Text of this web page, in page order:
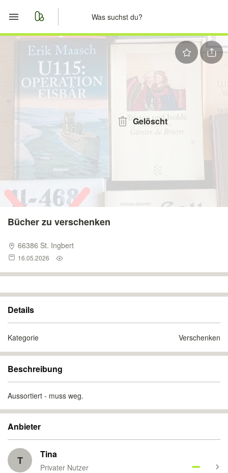
Start
Merkliste
Nachrichten
Anzeige aufgeben
Gelöscht
Bücher zu verschenken
66386 St. Ingbert
16.05.2026
Details
Kategorie Verschenken
Beschreibung
Aussortiert - muss weg.
Anbieter
T Tina
Privater Nutzer